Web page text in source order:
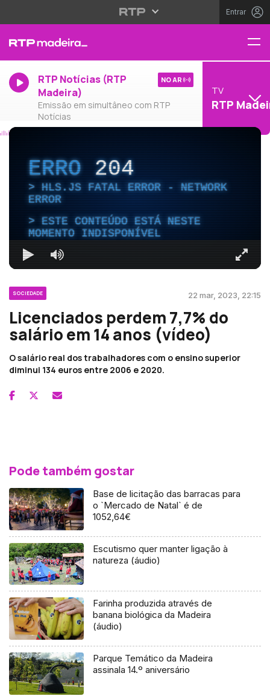
Entrar
RTP Notícias (RTP
Madeira)
Emissão em simultâneo com RTP
Notícias
NO AR
TV
RTP
ERRO204
HLS.JS FATAL ERROR - NETWORK
ERROR
ESTE CONTEÚDO ESTÁ NESTE
MOMENTO INDISPONÍVEL
SOCIEDADE 22 mar, 2023, 22:15
Licenciados perdem 7,7% do
salário em 14 anos (vídeo)
O salário real dos trabalhadores com o ensino superior
diminui 134 euros entre 2006 e 2020.
Pode também gostar
Base de licitação das barracas para
o `Mercado de Natal` é de
1052,64€
Escutismo quer manter ligação à
natureza (áudio)
Farinha produzida através de
banana biológica da Madeira
(áudio)
Parque Temático da Madeira
assinala 14.º aniversário